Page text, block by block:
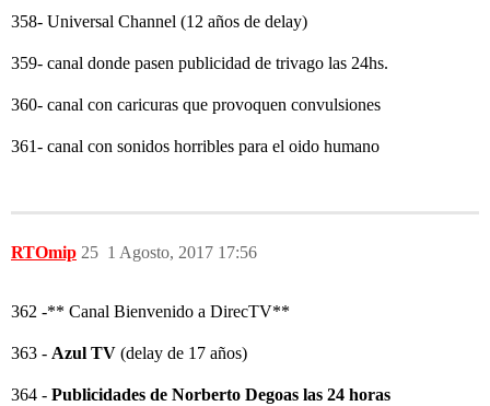
358- Universal Channel (12 años de delay)
359- canal donde pasen publicidad de trivago las 24hs.
360- canal con caricuras que provoquen convulsiones
361- canal con sonidos horribles para el oido humano
RTOmip 1 Agosto, 2017 17:56
25
362 -** Canal Bienvenido a DirecTV**
363 - Azul TV (delay de 17 años)
364 - Publicidades de Norberto Degoas las 24 horas